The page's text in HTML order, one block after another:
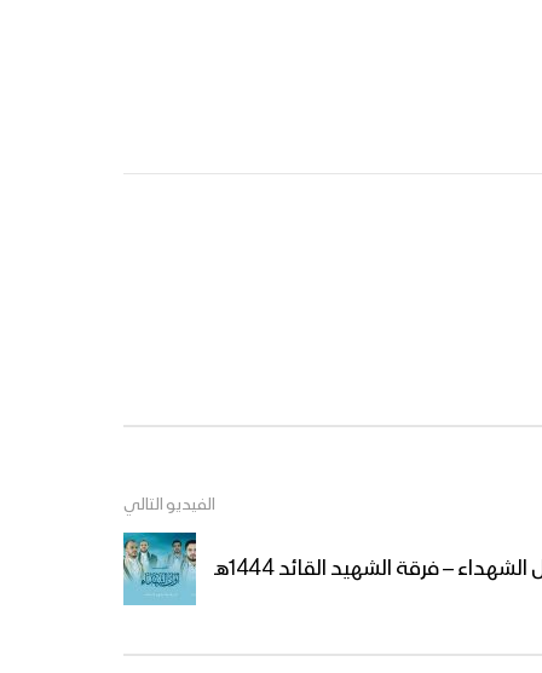
كليب حيٌّ يا حسين – فرقة
الفيديو التالي
– فرقة الشهيد القائد 1444هـ